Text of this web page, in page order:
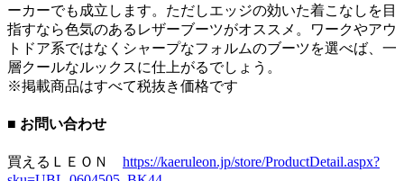
ーカーでも成立します。ただしエッジの効いた着こなしを目
指すなら色気のあるレザーブーツがオススメ。ワークやアウ
トドア系ではなくシャープなフォルムのブーツを選べば、一
層クールなルックスに仕上がるでしょう。
※掲載商品はすべて税抜き価格です
■ お問い合わせ
買えるＬＥＯＮ https://kaeruleon.jp/store/ProductDetail.aspx?